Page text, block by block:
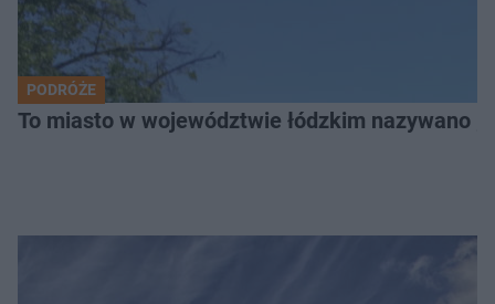
PODRÓŻE
To miasto w województwie łódzkim nazywano